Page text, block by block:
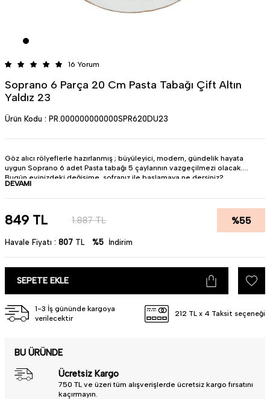
16 Yorum
Soprano 6 Parça 20 Cm Pasta Tabağı Çift Altın
Yaldız 23
Ürün Kodu : PR.000000000000SPR620DU23
Göz alıcı rölyeflerle hazırlanmış ; büyüleyici, modern, gündelik hayata
uygun Soprano 6 adet Pasta tabağı 5 çaylarının vazgeçilmezi olacak.
Bugün evinizdeki değişime, sofranız ile başlamaya ne dersiniz?
• Ürün : Porselen
• Miktar : 6 kişilik
• Pürüzsüz yüzeyi sayesinde lekelenme yapmaz.
•Bulaşık makinesinda kullanıma uygundur.
DEVAMI
849 TL 1.887TL %55
Havale Fiyatı : 807 TL %5 İndirim
SEPETE EKLE
1-3 İş gününde kargoya
verilecektir
212 TL x 4 Taksit seçeneği
BU ÜRÜNDE
Ücretsiz Kargo
750 TL ve üzeri tüm alışverişlerde ücretsiz kargo fırsatını
kaçırmayın.